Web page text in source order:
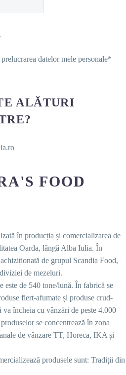
datelor mele personale*
ALĂTURI
FOOD
în producția și comercializarea de
Oarda, lângă Alba Iulia. În
de grupul Scandia Food,
de mezeluri.
este de 540 tone/lună. În fabrică se
fiert-afumate și produse crud-
va încheia cu vânzări de peste 4.000
se concentrează în zona
de vânzare TT, Horeca, IKA și
produsele sunt: Tradiții din